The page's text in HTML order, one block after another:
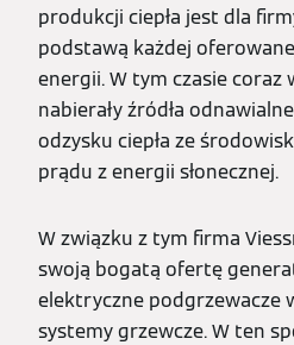
produkcji ciepła jest dla
podstawą każdej
energii. W tym czasie coraz
nabierały źródła
odzysku ciepła ze
prądu z energii słonecznej.
W związku z tym firma
swoją bogatą ofertę
elektryczne podgrzewacze
systemy grzewcze. W ten